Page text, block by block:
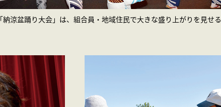
「納涼盆踊り大会」は、組合員・地域住民で大きな盛り上がりを見せる